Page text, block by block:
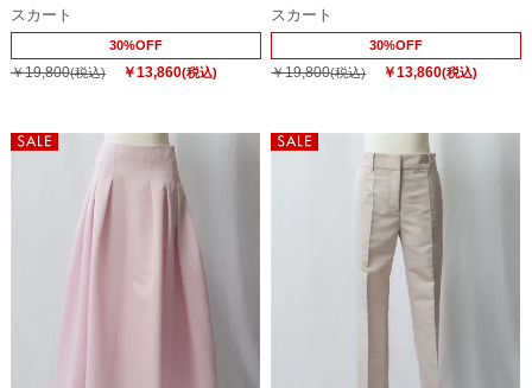
スカート
30%OFF
￥19,800(税込) ￥13,860(税込)
スカート
30%OFF
￥19,800(税込) ￥13,860(税込)